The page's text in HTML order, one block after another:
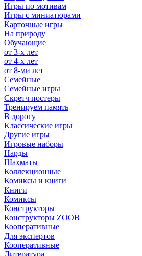
Игры по мотивам
Игры с миниатюрами
Карточные игры
На природу
Обучающие
от 3-х лет
от 4-х лет
от 8-ми лет
Семейные
Семейные игры
Скретч постеры
Тренируем память
В дорогу
Классические игры
Другие игры
Игровые наборы
Нарды
Шахматы
Коллекционные
Комиксы и книги
Книги
Комиксы
Конструкторы
Конструкторы ZOOB
Кооперативные
Для экспертов
Кооперативные
Литература